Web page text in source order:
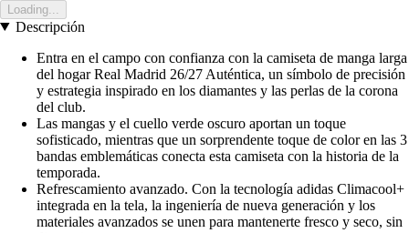
Loading...
Descripción
Entra en el campo con confianza con la camiseta de manga larga
del hogar Real Madrid 26/27 Auténtica, un símbolo de precisión
y estrategia inspirado en los diamantes y las perlas de la corona
del club.
Las mangas y el cuello verde oscuro aportan un toque
sofisticado, mientras que un sorprendente toque de color en las 3
bandas emblemáticas conecta esta camiseta con la historia de la
temporada.
Refrescamiento avanzado. Con la tecnología adidas Climacool+
integrada en la tela, la ingeniería de nueva generación y los
materiales avanzados se unen para mantenerte fresco y seco, sin